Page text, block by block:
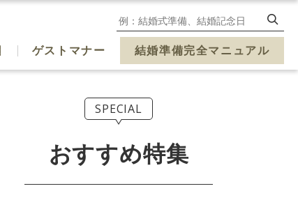
ゲストマナー 結婚準備完全マニュアル
SPECIAL
おすすめ特集